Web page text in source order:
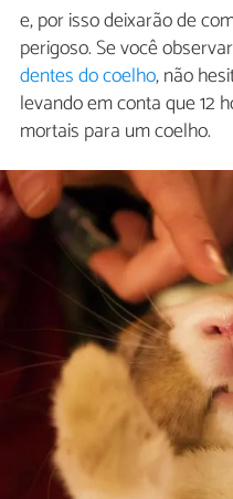
e, por isso deixarão de
perigoso. Se você
dentes do coelho, não
levando em conta que 12
mortais para um coelho.